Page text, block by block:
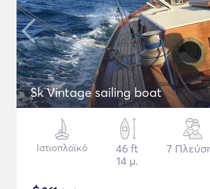
Sk Vintage sailing boat
Ιστιοπλοϊκό
46 ft
14 μ.
7